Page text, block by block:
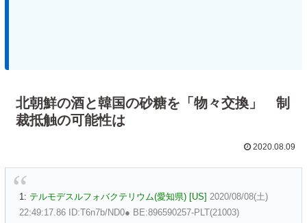
北朝鮮の酒と韓国の砂糖を「物々交換」 制
裁抵触の可能性は
2020.08.09
1: テルモデスルフォバクテリウム(愛知県) [US] 2020/08/08(土)
22:49:17.86 ID:T6n7b/ND0● BE:896590257-PLT(21003)